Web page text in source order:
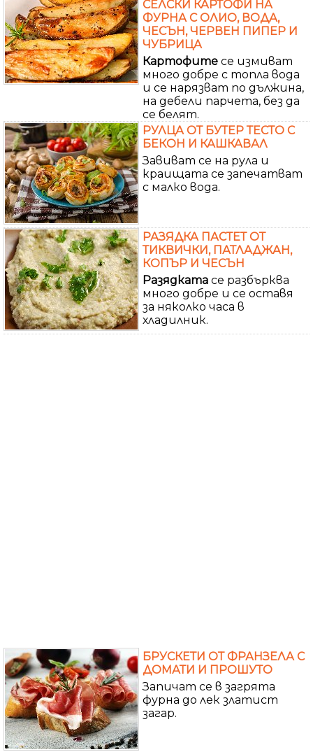
СЕЛСКИ КАРТОФИ НА
ФУРНА С ОЛИО, ВОДА,
ЧЕСЪН, ЧЕРВЕН ПИПЕР И
ЧУБРИЦА
Картофите се измиват
много добре с топла вода
и се нарязват по дължина,
на дебели парчета, без да
се белят.
РУЛЦА ОТ БУТЕР ТЕСТО С
БЕКОН И КАШКАВАЛ
Завиват се на рула и
краищата се запечатват
с малко вода.
РАЗЯДКА ПАСТЕТ ОТ
ТИКВИЧКИ, ПАТЛАДЖАН,
КОПЪР И ЧЕСЪН
Разядката се разбърква
много добре и се оставя
за няколко часа в
хладилник.
БРУСКЕТИ ОТ ФРАНЗЕЛА С
ДОМАТИ И ПРОШУТО
Запичат се в загрята
фурна до лек златист
загар.